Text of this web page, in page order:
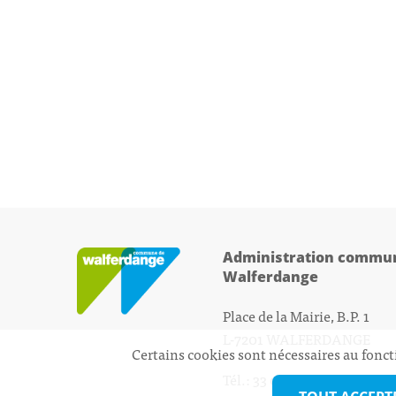
Administration
Walferdange
Place de la Mairie, B.P. 1
Tél.: 33 01 44 - 1
Certains cookies sont nécessaires au